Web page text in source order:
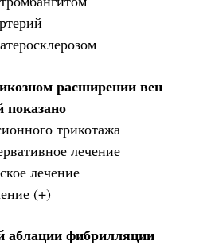
расширении вен
показано
трикотажа
лечение
лечение
(+)
аблации фибрилляции